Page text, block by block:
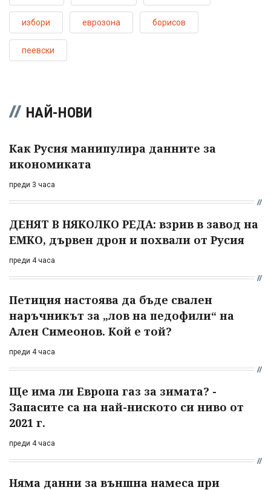
избори еврозона борисов
пеевски
НАЙ-НОВИ
Как Русия манипулира данните за
икономиката
преди 3 часа
ДЕНЯТ В НЯКОЛКО РЕДА: взрив в завод на
ЕМКО, дървен дрон и похвали от Русия
преди 4 часа
Петиция настоява да бъде свален
наръчникът за „лов на педофили“ на
Ален Симеонов. Кой е той?
преди 4 часа
Ще има ли Европа газ за зимата? -
Запасите са на най-ниското си ниво от
2021 г.
преди 4 часа
Няма данни за външна намеса при